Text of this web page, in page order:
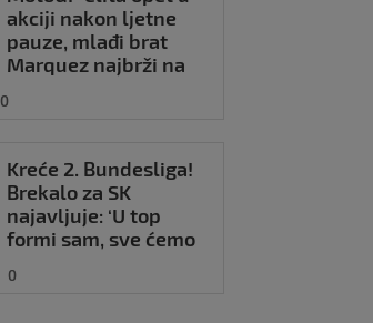
akciji nakon ljetne
pauze, mlađi brat
Marquez najbrži na
0
Kreće 2. Bundesliga!
Brekalo za SK
najavljuje: ‘U top
formi sam, sve ćemo
0